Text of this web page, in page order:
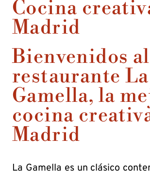
Cocina
Madrid
Bienvenidos al
restaurante La
Gamella, la
cocina
Madrid
La Gamella es un clásico